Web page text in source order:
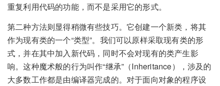
重复利用代码的功能，而不是采用它的形式。
第二种方法则显得稍微有些技巧。它创建一个新类，将其
作为现有类的一个“类型”。我们可以原样采取现有类的形
式，并在其中加入新代码，同时不会对现有的类产生影
响。这种魔术般的行为叫作“继承”（Inheritance），涉及的
大多数工作都是由编译器完成的。对于面向对象的程序设